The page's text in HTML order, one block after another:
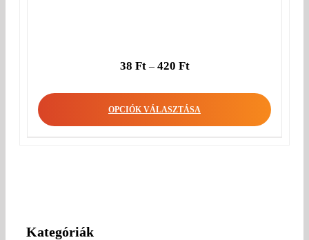
38 Ft– 420 Ft
OPCIÓK VÁLASZTÁSA
Kategóriák